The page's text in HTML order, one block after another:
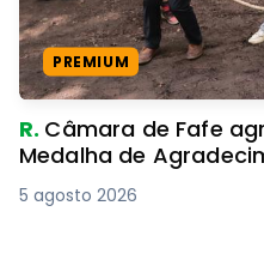
PREMIUM
R. Câmara de Fafe
Medalha de
5 agosto 2026